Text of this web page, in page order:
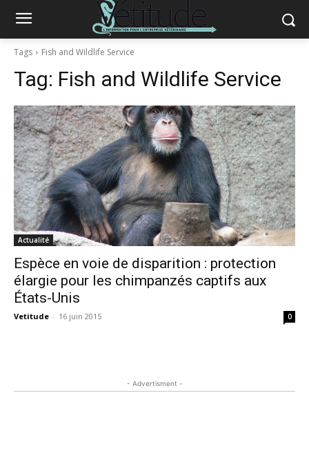
Tags Fish and Wildlife Service
Tag: Fish and Wildlife Service
Actualité
Espèce en voie de disparition : protection
élargie pour les chimpanzés captifs aux
États-Unis
Vetitude - 16 juin 2015 0
- Advertisment -